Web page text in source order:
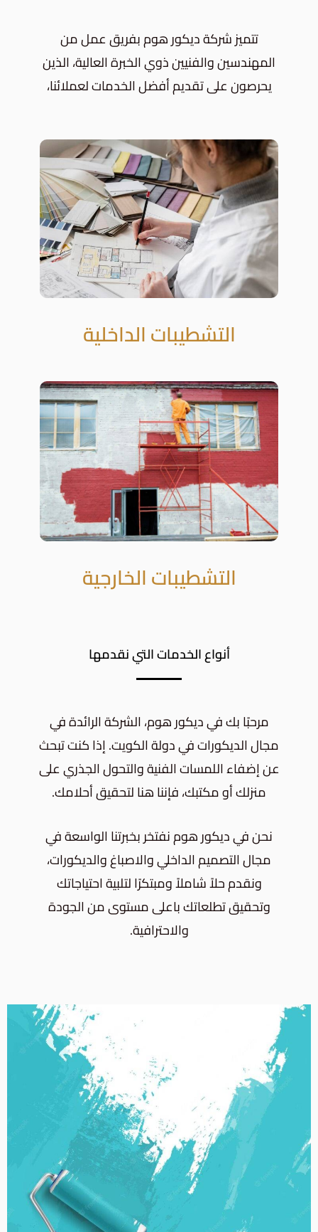
تتميز شركة ديكور هوم بفريق عمل من
المهندسين والفنيين ذوي الخبرة العالية، الذين
يحرصون على تقديم أفضل الخدمات لعملائنا،
التشطيبات الداخلية
التشطيبات الخارجية
أنواع الخدمات التي نقدمها
مرحبًا بك في ديكور هوم، الشركة الرائدة في
مجال الديكورات في دولة الكويت. إذا كنت تبحث
عن إضفاء اللمسات الفنية والتحول الجذري على
منزلك أو مكتبك، فإننا هنا لتحقيق أحلامك.
نحن في ديكور هوم نفتخر بخبرتنا الواسعة في
مجال التصميم الداخلي والاصباغ والديكورات،
ونقدم حلاً شاملاً ومبتكرًا لتلبية احتياجاتك
وتحقيق تطلعاتك باعلى مستوى من الجودة
والاحترافية.